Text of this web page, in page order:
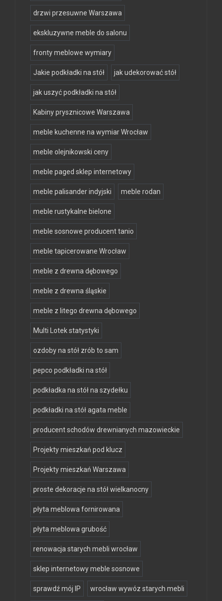
drzwi przesuwne Warszawa
ekskluzywne meble do salonu
fronty meblowe wymiary
Jakie podkładki na stół jak udekorować stół
jak uszyć podkładki na stół
Kabiny prysznicowe Warszawa
meble kuchenne na wymiar Wrocław
meble olejnikowski ceny
meble paged sklep internetowy
meble palisander indyjski meble rodan
meble rustykalne bielone
meble sosnowe producent tanio
meble tapicerowane Wrocław
meble z drewna dębowego
meble z drewna śląskie
meble z litego drewna dębowego
Multi Lotek statystyki
ozdoby na stół zrób to sam
pepco podkładki na stół
podkładka na stół na szydełku
podkładki na stół agata meble
producent schodów drewnianych mazowieckie
Projekty mieszkań pod klucz
Projekty mieszkań Warszawa
proste dekoracje na stół wielkanocny
płyta meblowa fornirowana
płyta meblowa grubość
renowacja starych mebli wrocław
sklep internetowy meble sosnowe
sprawdź mój IP wrocław wywóz starych mebli